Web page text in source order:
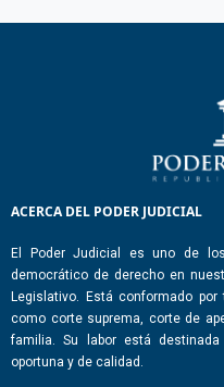
ACERCA DEL PODER JUDICIAL
El Poder Judicial es uno de
democrático de derecho en
Legislativo. Está conformado
como corte suprema, corte de
familia. Su labor está
oportuna y de calidad.